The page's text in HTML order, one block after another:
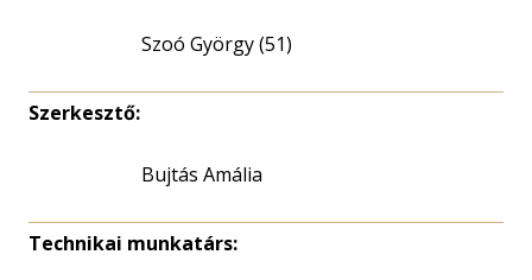
Szoó György (51)
Szerkesztő:
Bujtás Amália
Technikai munkatárs: